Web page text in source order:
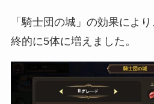
「騎士団の城」の効果によ
終的に5体に増えました。